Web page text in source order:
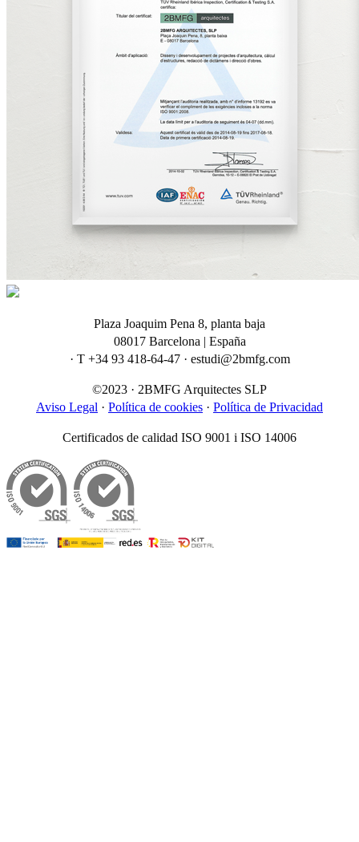
Plaza Joaquim Pena 8, planta baja
08017 Barcelona | España
· T +34 93 418-64-47 · estudi@2bmfg.com
©2023 · 2BMFG Arquitectes SLP
Aviso Legal · Política de cookies · Política de Privacidad
Certificados de calidad ISO 9001 i ISO 14006